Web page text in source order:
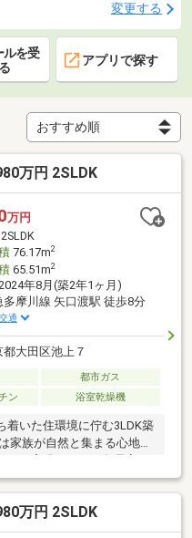
変更する
ルを受
アプリで探す
万円 2SLDK
万円
2SLDK
76.17m2
65.51m2
2024年8月(築2年1ヶ月)
多摩川線 矢口渡駅 徒歩8分
通
都大田区池上７
都市ガス
ン 浴室乾燥機
着いた住環境に佇む3LDK築
家族が自然と集まる心地よ
使い勝手の良い間取りも魅
施設など生活利便施設が身
環境です。都心へのアク
7980万円でマイホームをご
万円 2SLDK